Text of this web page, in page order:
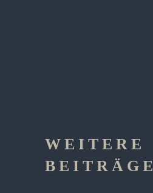
WEITERE
BEITRÄGE